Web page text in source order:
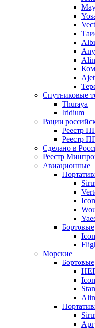
Спутниковые
Thuraya
Iridium
Рации
Реестр
Реестр
Сделано в
Реестр
Авиационные
Бортовые
Морские
Бортовые